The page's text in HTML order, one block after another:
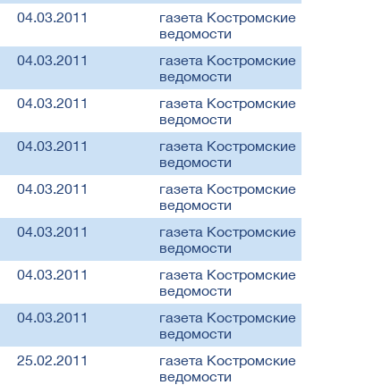
04.03.2011
газета Костромские
ведомости
04.03.2011
газета Костромские
ведомости
04.03.2011
газета Костромские
ведомости
04.03.2011
газета Костромские
ведомости
04.03.2011
газета Костромские
ведомости
04.03.2011
газета Костромские
ведомости
04.03.2011
газета Костромские
ведомости
04.03.2011
газета Костромские
ведомости
25.02.2011
газета Костромские
ведомости